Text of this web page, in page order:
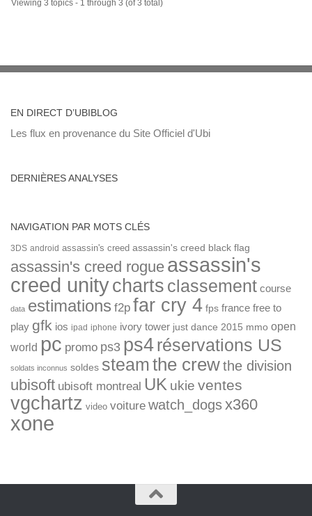
Viewing 3 topics - 1 through 3 (of 3 total)
EN DIRECT D’UBIBLOG
Les flux en provenance du Site Officiel d'Ubi
DERNIÈRES ANALYSES
NAVIGATION PAR MOTS CLÉS
3DS android assassin's creed assassin's creed black flag
assassin's creed rogue assassin's
creed unitycharts classement course
data estimations f2p far cry 4 fps france free to
play gfk ios ipad iphone ivory tower just dance 2015 mmo open
world pc promo ps3 ps4réservations US
soldats inconnus soldes steamthe crewthe division
ubisoft ubisoft montreal UK ukie ventes
vgchartz video voiture watch_dogsx360
xone